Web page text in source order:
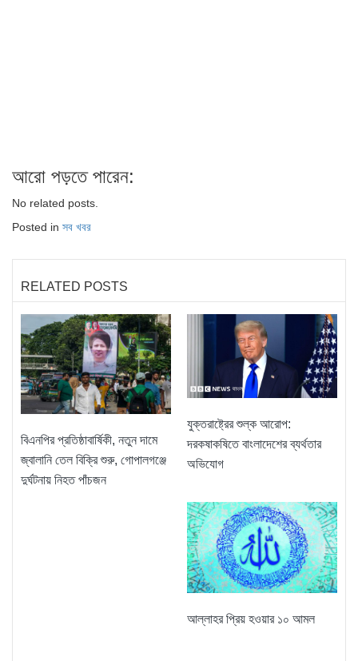
আরো পড়তে পারেন:
No related posts.
Posted in সব খবর
RELATED POSTS
বিএনপির প্রতিষ্ঠাবার্ষিকী, নতুন দামে
জ্বালানি তেল বিক্রি শুরু, গোপালগঞ্জে
দুর্ঘটনায় নিহত পাঁচজন
যুক্তরাষ্ট্রের শুল্ক আরোপ:
দরকষাকষিতে বাংলাদেশের ব্যর্থতার
অভিযোগ
আল্লাহর প্রিয় হওয়ার ১০ আমল